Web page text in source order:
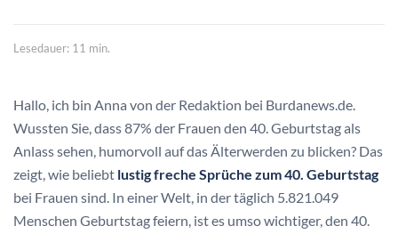
Lesedauer: 11 min.
Hallo, ich bin Anna von der Redaktion bei Burdanews.de.
Wussten Sie, dass 87% der Frauen den 40. Geburtstag als
Anlass sehen, humorvoll auf das Älterwerden zu blicken? Das
zeigt, wie beliebt lustig freche Sprüche zum 40. Geburtstag
bei Frauen sind. In einer Welt, in der täglich 5.821.049
Menschen Geburtstag feiern, ist es umso wichtiger, den 40.